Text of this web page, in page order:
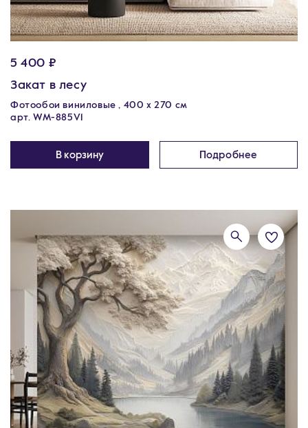
5 400 ₽
Закат в лесу
Фотообои виниловые , 400 х 270 см
арт. WM-885V1
В корзину Подробнее